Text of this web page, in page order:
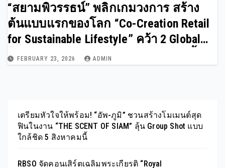
“สยามพิวรรธน์” พลิกเกมวงการ สร้าง
ต้นแบบแรกของโลก “Co-Creation Retail
for Sustainable Lifestyle” คว้า 2 Global
Certificates คือ EDGE และ FITWEL ครั้ง
FEBRUARY 23, 2026 ADMIN
เตรียมหัวใจให้พร้อม! “อัพ-ภูมิ” ชวนสร้างโมเมนต์สุด
ฟินในงาน “THE SCENT OF SIAM” ลุ้น Group Shot แบบ
ใกล้ชิด 5 สิงหาคมนี้
RBSO จัดคอนเสิร์ตเฉลิมพระเกียรติ “Royal